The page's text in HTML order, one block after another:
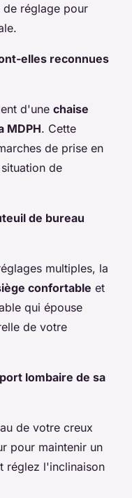
de réglage pour
elles reconnues
d'une chaise
MDPH. Cette
de prise en
de
de bureau
multiples, la
confortable et
qui épouse
de votre
lombaire de sa
de votre creux
pour maintenir un
réglez l'inclinaison